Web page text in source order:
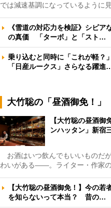
では減速基調になっているように
《雪道の対応力を検証》シビア
の真価 「ターボ」と「スト…
乗り込むと同時に「これが軽
「日産ルークス」さらなる躍進
大竹聡の「昼酒御免！」
【大竹聡の昼酒
ンハッタン」新宿
お酒はいつ飲んでもいいものだ
わいがある――。ライター・作家
【大竹聡の昼酒御免！】今の若
を知らないって本当？ 昔の…